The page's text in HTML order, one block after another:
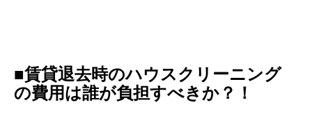
■賃貸退去時のハウスクリーニング
の費用は誰が負担すべきか？！